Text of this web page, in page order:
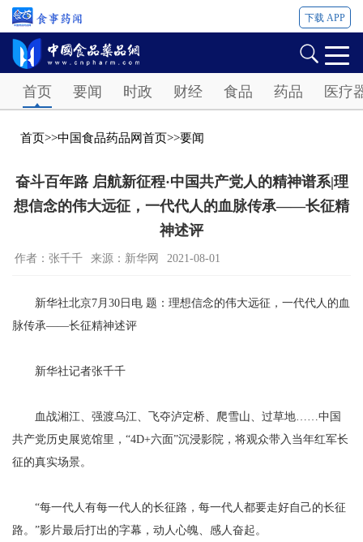
下载 APP
首页 要闻 时政 财经 食品 药品 医疗
首页>>中国食品药品网首页>>要闻
奋斗百年路 启航新征程·中国共产党人的精神谱系|理
想信念的伟大远征，一代代人的血脉传承——长征精
神述评
作者：张千千 来源：新华网 2021-08-01
新华社北京7月30日电 题：理想信念的伟大远征，一代代人的血
脉传承——长征精神述评
新华社记者张千千
血战湘江、强渡乌江、飞夺泸定桥、爬雪山、过草地……中国
共产党历史展览馆里，“4D+六面”沉浸影院，将观众带入当年红军长
征的真实场景。
“每一代人有每一代人的长征路，每一代人都要走好自己的长征
路。”影片最后打出的字幕，动人心魄、感人奋起。